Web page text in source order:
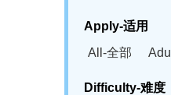
Apply-适用
All-全部
Difficulty-难度